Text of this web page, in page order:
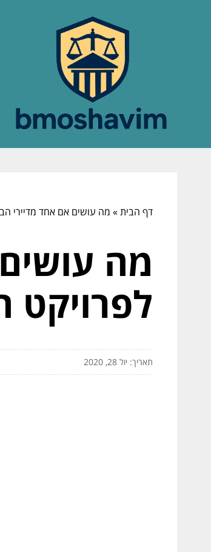
דף הבית» מה עושים אם אחד מדיירי
מה
לפרויקט
תאריך: יול 28, 2020